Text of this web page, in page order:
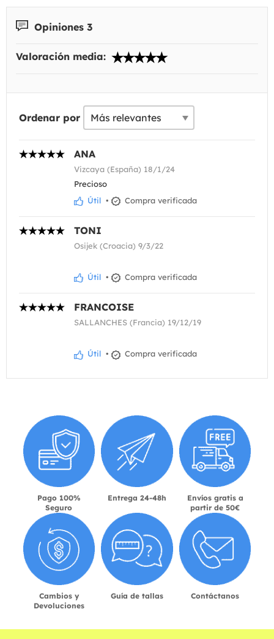
Opiniones 3
Valoración media:
Ordenar por
ANA
Vizcaya (España) 18/1/24
Precioso
Útil • Compra verificada
TONI
Osijek (Croacia) 9/3/22
Útil • Compra verificada
FRANCOISE
SALLANCHES (Francia) 19/12/19
Útil • Compra verificada
Pago 100%
Seguro
Entrega 24-48h
Envíos gratis a
partir de 50€
Cambios y
Devoluciones
Guía de tallas Contáctanos